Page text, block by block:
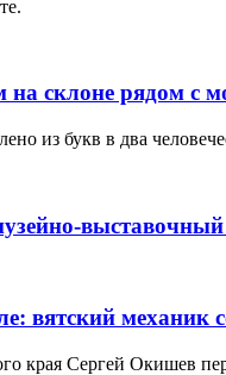
склоне рядом с
из букв в два
вятский механик
края Сергей Окишев